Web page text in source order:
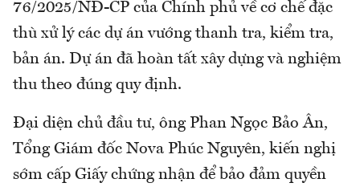
76/2025/NĐ-CP của Chính phủ về cơ chế đặc
thù xử lý các dự án vướng thanh tra, kiểm tra,
bản án. Dự án đã hoàn tất xây dựng và nghiệm
thu theo đúng quy định.
Đại diện chủ đầu tư, ông Phan Ngọc Bảo Ân,
Tổng Giám đốc Nova Phúc Nguyên, kiến nghị
sớm cấp Giấy chứng nhận để bảo đảm quyền